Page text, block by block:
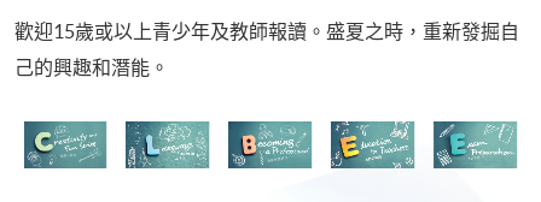
歡迎15歲或以上青少年及教師報讀。盛夏之時，重新發掘自
己的興趣和潛能。